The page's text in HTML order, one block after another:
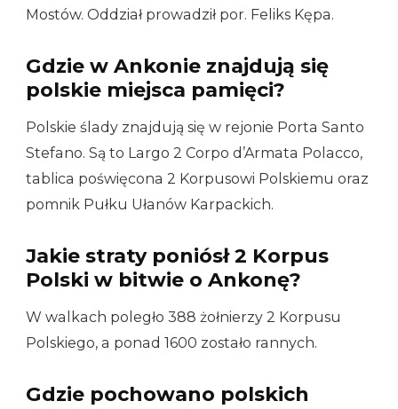
Mostów. Oddział prowadził por. Feliks Kępa.
Gdzie w Ankonie znajdują się
polskie miejsca pamięci?
Polskie ślady znajdują się w rejonie Porta Santo
Stefano. Są to Largo 2 Corpo d’Armata Polacco,
tablica poświęcona 2 Korpusowi Polskiemu oraz
pomnik Pułku Ułanów Karpackich.
Jakie straty poniósł 2 Korpus
Polski w bitwie o Ankonę?
W walkach poległo 388 żołnierzy 2 Korpusu
Polskiego, a ponad 1600 zostało rannych.
Gdzie pochowano polskich